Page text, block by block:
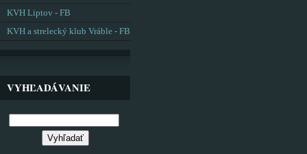
KVH Liptov - FB
KVH a strelecký klub Vráble - FB
VYHĽADÁVANIE